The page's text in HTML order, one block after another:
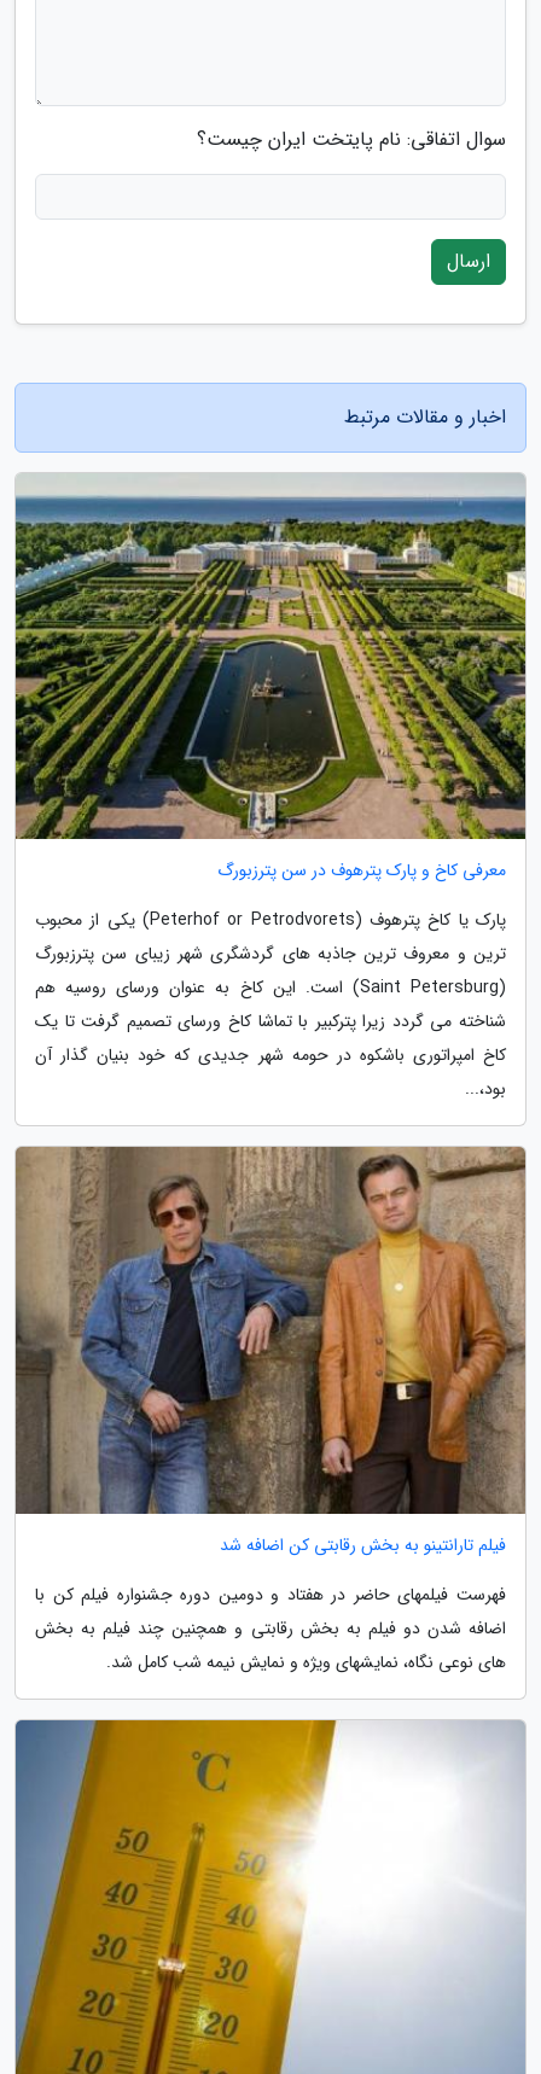
سوال اتفاقی: نام پایتخت ایران چیست؟
ارسال
اخبار و مقالات مرتبط
معرفی کاخ و پارک پترهوف در سن پترزبورگ
پارک یا کاخ پترهوف (Peterhof or Petrodvorets) یکی از محبوب
ترین و معروف ترین جاذبه های گردشگری شهر زیبای سن پترزبورگ
(Saint Petersburg) است. این کاخ به عنوان ورسای روسیه هم
شناخته می گردد زیرا پترکبیر با تماشا کاخ ورسای تصمیم گرفت تا یک
کاخ امپراتوری باشکوه در حومه شهر جدیدی که خود بنیان گذار آن
بود،...
فیلم تارانتینو به بخش رقابتی کن اضافه شد
فهرست فیلمهای حاضر در هفتاد و دومین دوره جشنواره فیلم کن با
اضافه شدن دو فیلم به بخش رقابتی و همچنین چند فیلم به بخش
های نوعی نگاه، نمایشهای ویژه و نمایش نیمه شب کامل شد.